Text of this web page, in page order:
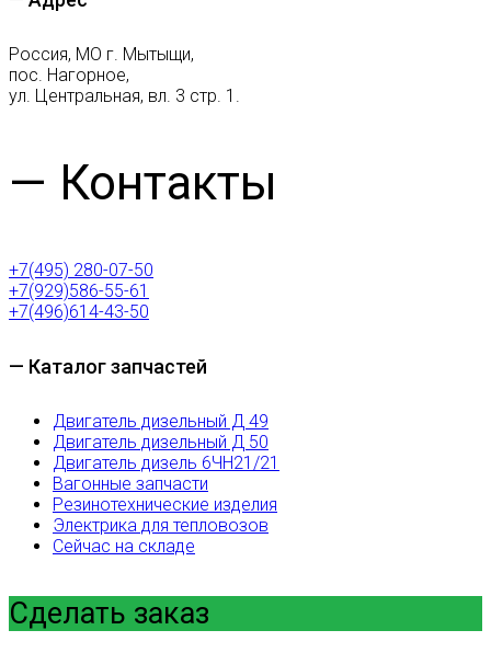
Россия, МО г. Мытыщи,
пос. Нагорное,
ул. Центральная, вл. 3 стр. 1.
— Контакты
+7(495) 280-07-50
+7(929)586-55-61
+7(496)614-43-50
— Каталог запчастей
Двигатель дизельный Д 49
Двигатель дизельный Д 50
Двигатель дизель 6ЧН21/21
Вагонные запчасти
Резинотехнические изделия
Электрика для тепловозов
Сейчас на складе
Сделать заказ